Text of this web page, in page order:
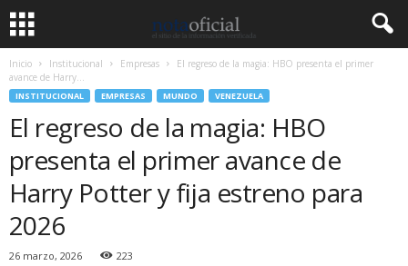
Inicio Institucional Empresas
El regreso de la magia: HBO presenta el primer
avance de Harry...
INSTITUCIONAL EMPRESAS MUNDO VENEZUELA
El regreso de la magia: HBO
presenta el primer avance de
Harry Potter y fija estreno para
2026
26 marzo, 2026 223